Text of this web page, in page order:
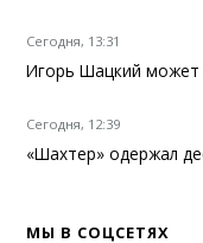
Сегодня, 13:31
Игорь Шацкий может
Сегодня, 12:39
«Шахтер» одержал
МЫ В СОЦСЕТЯХ